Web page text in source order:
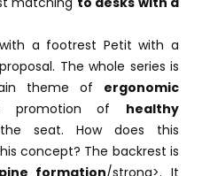
a footrest Petit with a
The whole series is
theme of ergonomic
promotion of healthy
seat. How does this
concept? The backrest is
formation/strong>. It